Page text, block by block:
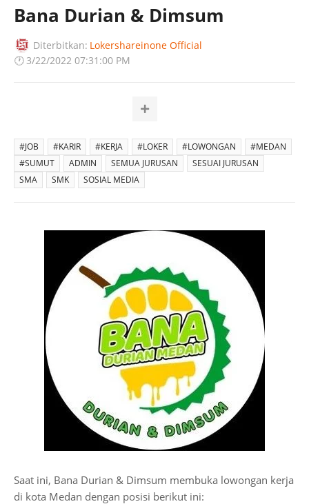
Bana Durian & Dimsum
Diterbitkan: Lokershareinone Official
🕐 3/22/2022 07:31:00 PM
#JOB #KARIR #KERJA #LOKER #LOWONGAN
#MEDAN
#SUMUT
ADMIN SEMUA JURUSAN
SESUAI JURUSAN
SMA
SMK SOSIAL MEDIA
Saat ini, Bana Durian & Dimsum membuka lowongan kerja
di kota Medan dengan posisi berikut ini: